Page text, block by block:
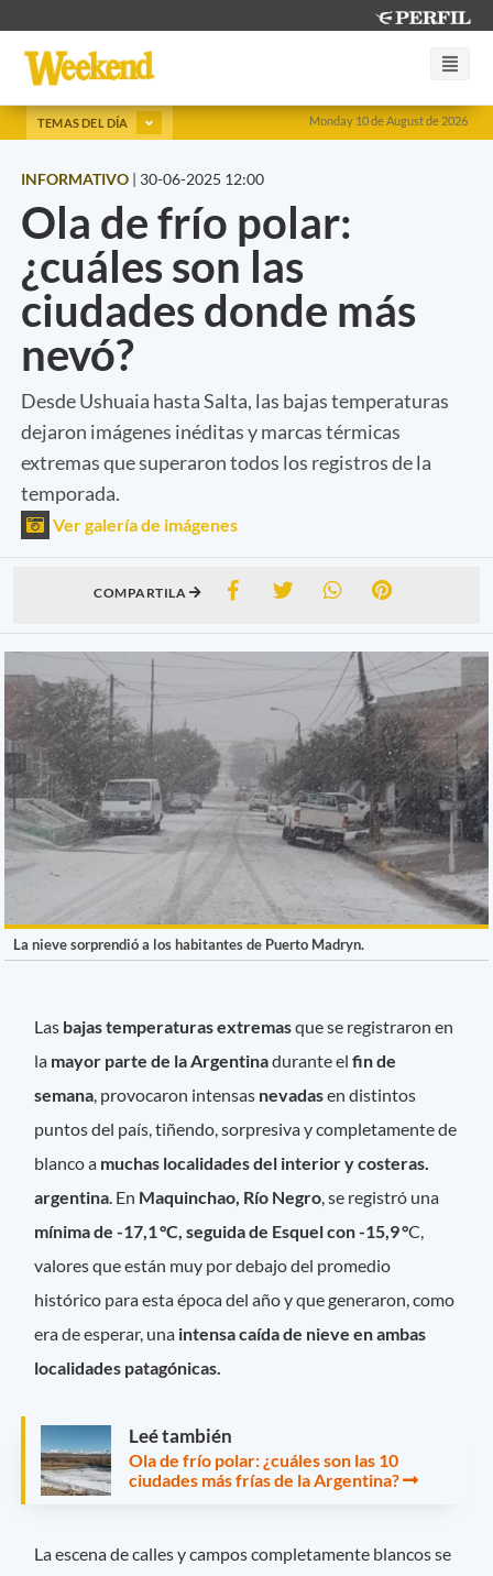
Monday 10 de August de 2026
TEMAS DEL DÍA
INFORMATIVO | 30-06-2025 12:00
Ola de frío polar:
¿cuáles son las
ciudades donde más
nevó?
Desde Ushuaia hasta Salta, las bajas temperaturas
dejaron imágenes inéditas y marcas térmicas
extremas que superaron todos los registros de la
temporada.
Ver galería de imágenes
COMPARTILA
La nieve sorprendió a los habitantes de Puerto Madryn.
Las bajas temperaturas extremasque se registraron en
la mayor parte de la Argentinadurante elfin de
semana , provocaron intensas nevadasen distintos
puntos del país, tiñendo, sorpresiva y completamente de
blanco a muchas localidades del interior y costeras.
argentina . En Maquinchao, Río Negro , se registró una
mínima de -17,1 °C, seguida de Esquel con -15,9 °C,
valores que están muy por debajo del promedio
histórico para esta época del año y que generaron, como
era de esperar, una intensa caída de nieve en ambas
localidades patagónicas.
Leé también
Ola de frío polar: ¿cuáles son las 10
ciudades más frías de la Argentina?
La escena de calles y campos completamente blancos se